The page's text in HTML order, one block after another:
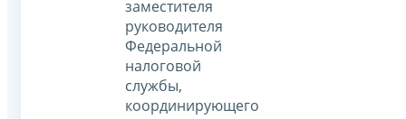
заместителя
руководителя
Федеральной
налоговой
службы,
координирующего